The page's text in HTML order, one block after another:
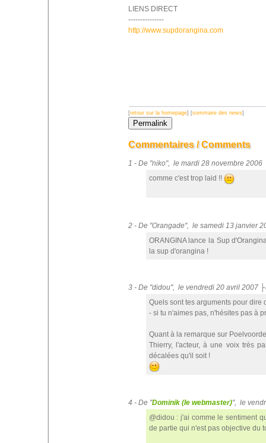
LIENS DIRECT
---------------
http://www.supdorangina.com
[retour sur la homepage] [sommaire des news]
Commentaires / Comments
1 - De "niko", le mardi 28 novembre 2006
comme c'est trop laid !!
2 - De "Orangade", le samedi 13 janvier
ORANGINA lance la Sup
la sup d'orangina !
3 - De "didou", le vendredi 20 avril 2007
Quels sont tes arguments pour dire
- si tu n'aimes pas, n'hésites pas à
Quant à la remarque sur
Thierry, l'acteur, à une voix très
décalées qu'il soit !
4 - De "Dominik (le webmaster)", le
@didou : j'ai comme le sentiment
de partie qui n'est pas objective du